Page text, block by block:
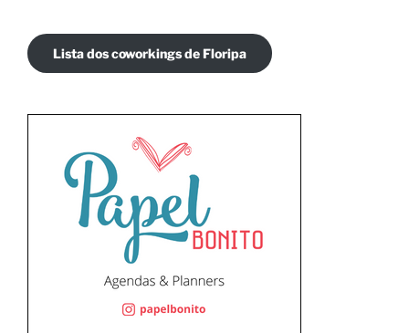
Lista dos coworkings de Floripa